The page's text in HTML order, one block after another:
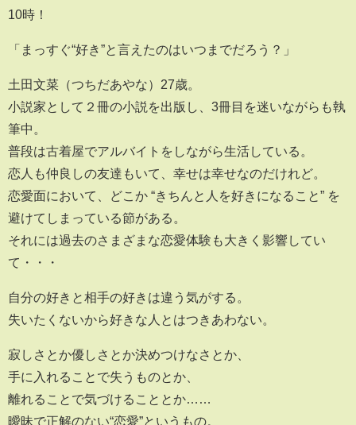
10時！
「まっすぐ“好き”と言えたのはいつまでだろう？」
土田文菜（つちだあやな）27歳。
小説家として２冊の小説を出版し、3冊目を迷いながらも執
筆中。
普段は古着屋でアルバイトをしながら生活している。
恋人も仲良しの友達もいて、幸せは幸せなのだけれど。
恋愛面において、どこか “きちんと人を好きになること” を
避けてしまっている節がある。
それには過去のさまざまな恋愛体験も大きく影響してい
て・・・
自分の好きと相手の好きは違う気がする。
失いたくないから好きな人とはつきあわない。
寂しさとか優しさとか決めつけなさとか、
手に入れることで失うものとか、
離れることで気づけることとか……
曖昧で正解のない“恋愛”というもの。